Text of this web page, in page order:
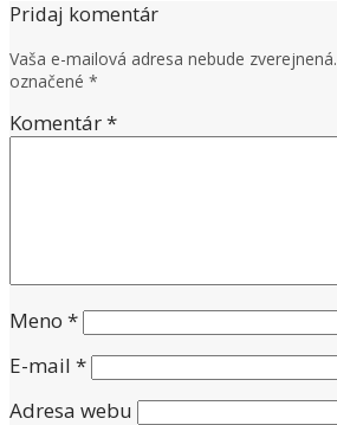
Pridaj komentár
Vaša e-mailová adresa nebude zverejnená.
označené *
Komentár*
Meno *
E-mail *
Adresa webu